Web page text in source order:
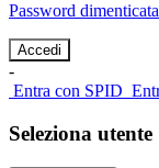
Password
-
Entra con SPID
Seleziona utente